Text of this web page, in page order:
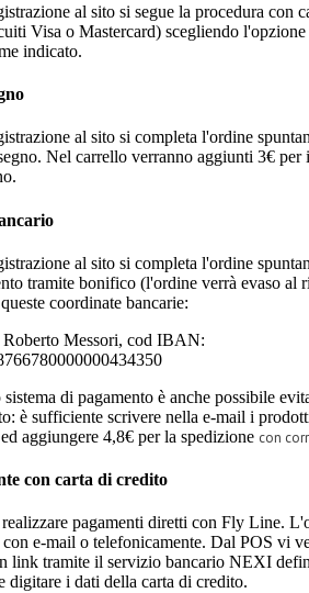
al sito si segue la procedura con
Visa o Mastercard) scegliendo l'opzione
indicato.
al sito si completa l'ordine
Nel carrello verranno aggiunti 3€ per
al sito si completa l'ordine
tramite bonifico (l'ordine verrà evaso al
coordinate bancarie:
Messori, cod IBAN:
sistema di pagamento è anche possibile
è sufficiente scrivere nella e-mail i
aggiungere 4,8€ per la spedizione con
con carta di credito
pagamenti diretti con Fly Line.
con e-mail o telefonicamente. Dal POS vi
link tramite il servizio bancario NEXI
digitare i dati della carta di credito.